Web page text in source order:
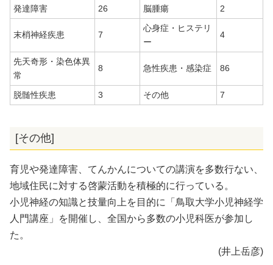
発達障害
26 脳腫瘍 2
末梢神経疾患 7
心身症・ヒステリ
ー
4
先天奇形・染色体異
常
8 急性疾患・感染症 86
脱髄性疾患 3 その他 7
[その他]
育児や発達障害、てんかんについての講演を多数行ない、
地域住民に対する啓蒙活動を積極的に行っている。
小児神経の知識と技量向上を目的に「鳥取大学小児神経学
人門講座」を開催し、全国から多数の小児科医が参加し
た。
(井上岳彦)